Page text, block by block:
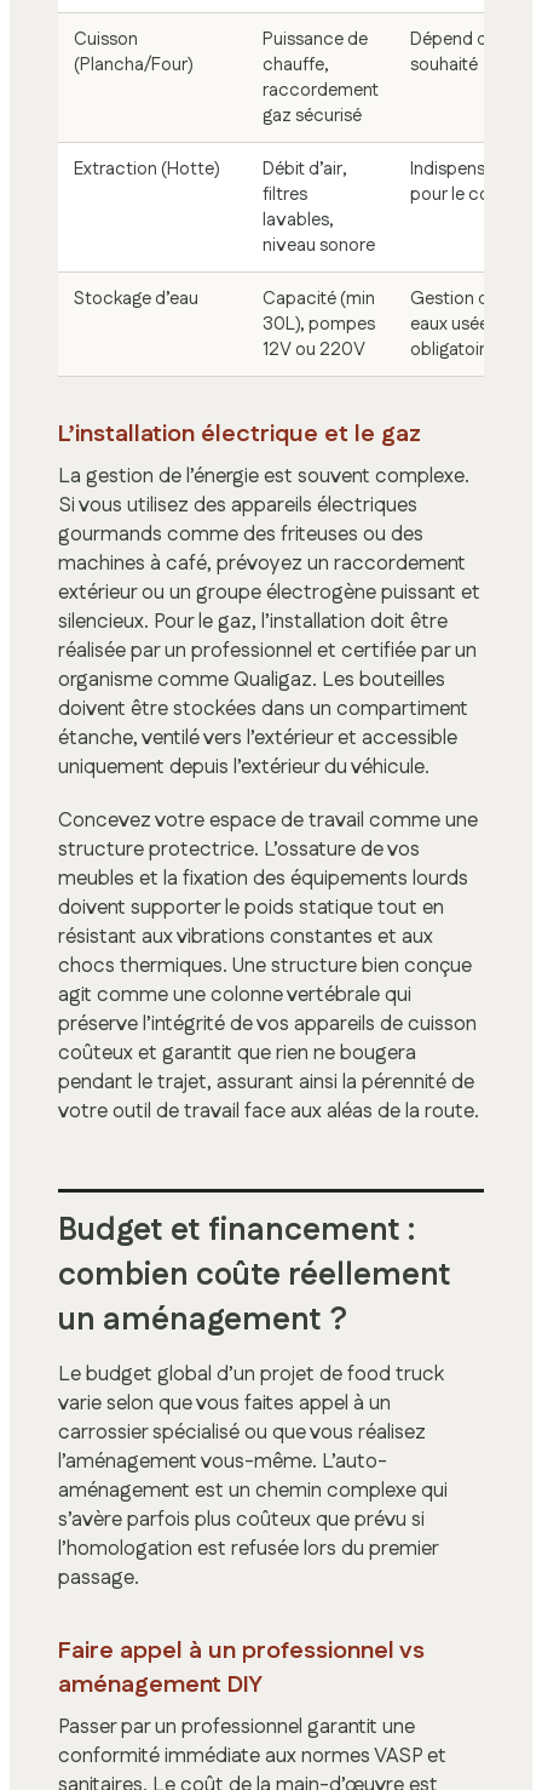
Cuisson
(Plancha/Four)
Puissance de
chauffe,
raccordement
gaz sécurisé
Dépend du débit
souhaité
Extraction (Hotte)
Débit d’air,
filtres
lavables,
niveau sonore
Indispensable
pour le confort
Stockage d’eau
Capacité (min
30L), pompes
12V ou 220V
Gestion des
eaux usées
obligatoire
L’installation électrique et le gaz
La gestion de l’énergie est souvent complexe.
Si vous utilisez des appareils électriques
gourmands comme des friteuses ou des
machines à café, prévoyez un raccordement
extérieur ou un groupe électrogène puissant et
silencieux. Pour le gaz, l’installation doit être
réalisée par un professionnel et certifiée par un
organisme comme Qualigaz. Les bouteilles
doivent être stockées dans un compartiment
étanche, ventilé vers l’extérieur et accessible
uniquement depuis l’extérieur du véhicule.
Concevez votre espace de travail comme une
structure protectrice. L’ossature de vos
meubles et la fixation des équipements lourds
doivent supporter le poids statique tout en
résistant aux vibrations constantes et aux
chocs thermiques. Une structure bien conçue
agit comme une colonne vertébrale qui
préserve l’intégrité de vos appareils de cuisson
coûteux et garantit que rien ne bougera
pendant le trajet, assurant ainsi la pérennité de
votre outil de travail face aux aléas de la route.
Budget et financement :
combien coûte réellement
un aménagement ?
Le budget global d’un projet de food truck
varie selon que vous faites appel à un
carrossier spécialisé ou que vous réalisez
l’aménagement vous-même. L’auto-
aménagement est un chemin complexe qui
s’avère parfois plus coûteux que prévu si
l’homologation est refusée lors du premier
passage.
Faire appel à un professionnel vs
aménagement DIY
Passer par un professionnel garantit une
conformité immédiate aux normes VASP et